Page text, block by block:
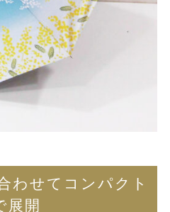
わせてコンパクト
展開